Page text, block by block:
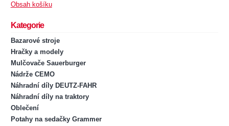
Obsah košíku
Kategorie
Bazarové stroje
Hračky a modely
Mulčovače Sauerburger
Nádrže CEMO
Náhradní díly DEUTZ-FAHR
Náhradní díly na traktory
Oblečení
Potahy na sedačky Grammer